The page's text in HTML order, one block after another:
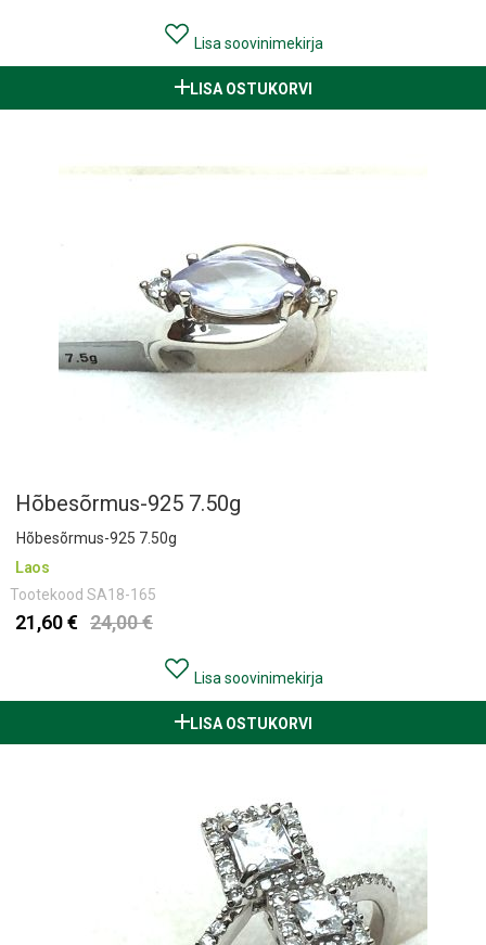
Lisa soovinimekirja
LISA OSTUKORVI
Hõbesõrmus-925 7.50g
Hõbesõrmus-925 7.50g
Laos
Tootekood SA18-165
21,60 € 24,00 €
Lisa soovinimekirja
LISA OSTUKORVI